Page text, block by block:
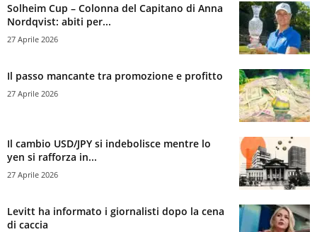
Solheim Cup – Colonna del Capitano di Anna
Nordqvist: abiti per...
27 Aprile 2026
Il passo mancante tra promozione e profitto
27 Aprile 2026
Il cambio USD/JPY si indebolisce mentre lo
yen si rafforza in...
27 Aprile 2026
Levitt ha informato i giornalisti dopo la cena
di caccia